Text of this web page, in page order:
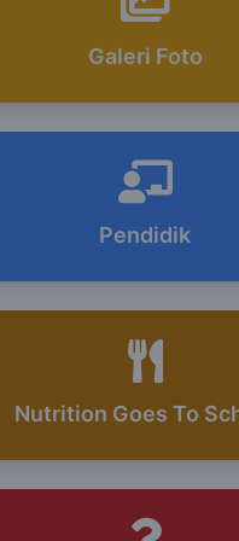
Galeri Foto
Pendidik
Nutrition Goes To